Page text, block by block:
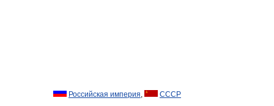
Российская империя, СССР